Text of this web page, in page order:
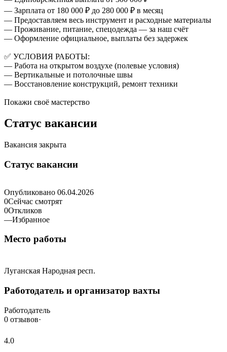
— Зарплата от 180 000 ₽ до 280 000 ₽ в месяц
— Предоставляем весь инструмент и расходные материалы
— Проживание, питание, спецодежда — за наш счёт
— Оформление официальное, выплаты без задержек
✅ УСЛОВИЯ РАБОТЫ:
— Работа на открытом воздухе (полевые условия)
— Вертикальные и потолочные швы
— Восстановление конструкций, ремонт техники
Покажи своё мастерство
Статус вакансии
Вакансия закрыта
Статус вакансии
Опубликовано 06.04.2026
0Сейчас смотрят
0Откликов
—Избранное
Место работы
Луганская Народная респ.
Работодатель и организатор вахты
Работодатель
0 отзывов·
4.0